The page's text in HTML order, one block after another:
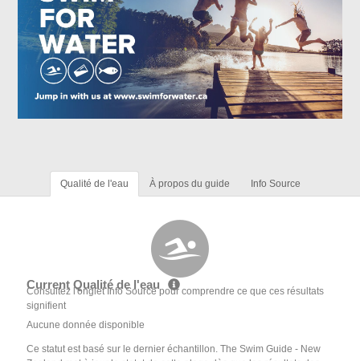
Qualité de l'eau À propos du guide Info Source
Current Qualité de l'eau
Consultez l'onglet Info Source pour comprendre ce que ces résultats
signifient
Aucune donnée disponible
Ce statut est basé sur le dernier échantillon. The Swim Guide - New